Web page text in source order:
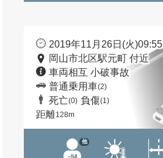
2019年11月26日(火)09:55
岡山市北区駅元町 付近
車両相互 小破事故
普通乗用車(2)
死亡(0) 負傷(1)
距離128m
他